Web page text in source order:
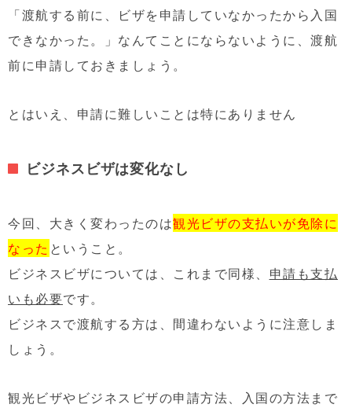
「渡航する前に、ビザを申請していなかったから入国
できなかった。」なんてことにならないように、渡航
前に申請しておきましょう。
とはいえ、申請に難しいことは特にありません
ビジネスビザは変化なし
今回、大きく変わったのは観光ビザの支払いが免除に
なった ということ。
ビジネスビザについては、これまで同様、 申請も支払
いも必要です。
ビジネスで渡航する方は、間違わないように注意しま
しょう。
観光ビザやビジネスビザの申請方法、入国の方法まで